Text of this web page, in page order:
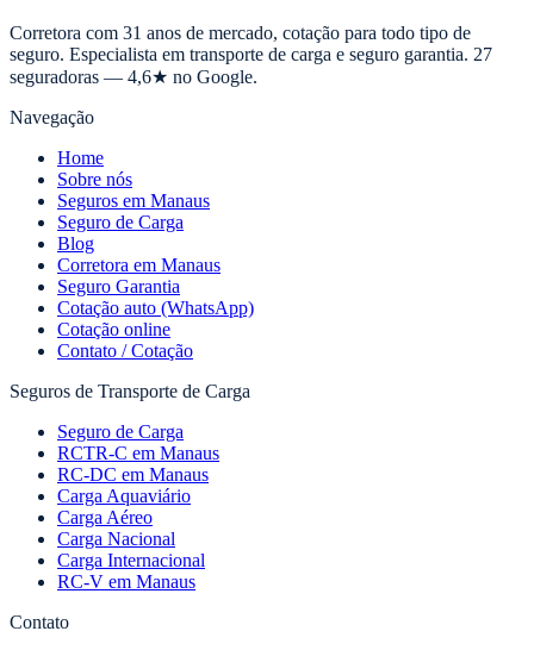
Corretora com 31 anos de mercado, cotação para todo tipo de
seguro. Especialista em transporte de carga e seguro garantia. 27
seguradoras — 4,6★ no Google.
Navegação
Home
Sobre nós
Seguros em Manaus
Seguro de Carga
Blog
Corretora em Manaus
Seguro Garantia
Cotação auto (WhatsApp)
Cotação online
Contato / Cotação
Seguros de Transporte de Carga
Seguro de Carga
RCTR-C em Manaus
RC-DC em Manaus
Carga Aquaviário
Carga Aéreo
Carga Nacional
Carga Internacional
RC-V em Manaus
Contato